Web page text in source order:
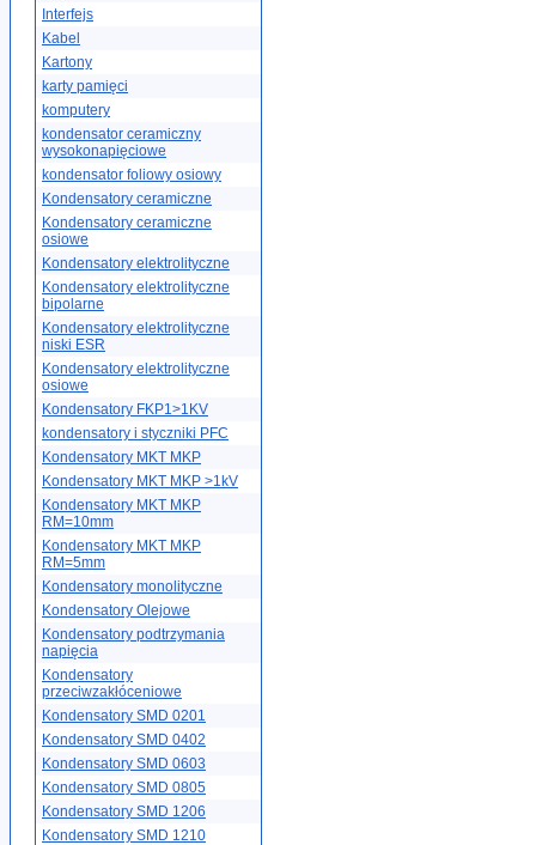
Interfejs
Kabel
Kartony
karty pamięci
komputery
kondensator ceramiczny
wysokonapięciowe
kondensator foliowy osiowy
Kondensatory ceramiczne
Kondensatory ceramiczne
osiowe
Kondensatory elektrolityczne
Kondensatory elektrolityczne
bipolarne
Kondensatory elektrolityczne
niski ESR
Kondensatory elektrolityczne
osiowe
Kondensatory FKP1>1KV
kondensatory i styczniki PFC
Kondensatory MKT MKP
Kondensatory MKT MKP >1kV
Kondensatory MKT MKP
RM=10mm
Kondensatory MKT MKP
RM=5mm
Kondensatory monolityczne
Kondensatory Olejowe
Kondensatory podtrzymania
napięcia
Kondensatory
przeciwzakłóceniowe
Kondensatory SMD 0201
Kondensatory SMD 0402
Kondensatory SMD 0603
Kondensatory SMD 0805
Kondensatory SMD 1206
Kondensatory SMD 1210